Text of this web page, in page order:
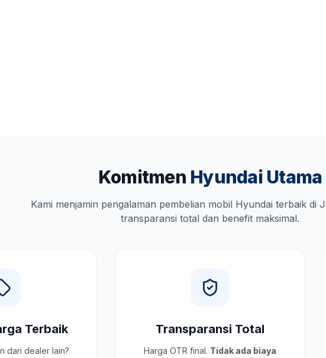
Komitmen Hyundai Utama
Kami menjamin pengalaman pembelian mobil Hyundai terbaik di
transparansi total dan benefit maksimal.
Terbaik
dari dealer lain?
Transparansi Total
Harga OTR final. Tidak ada biaya